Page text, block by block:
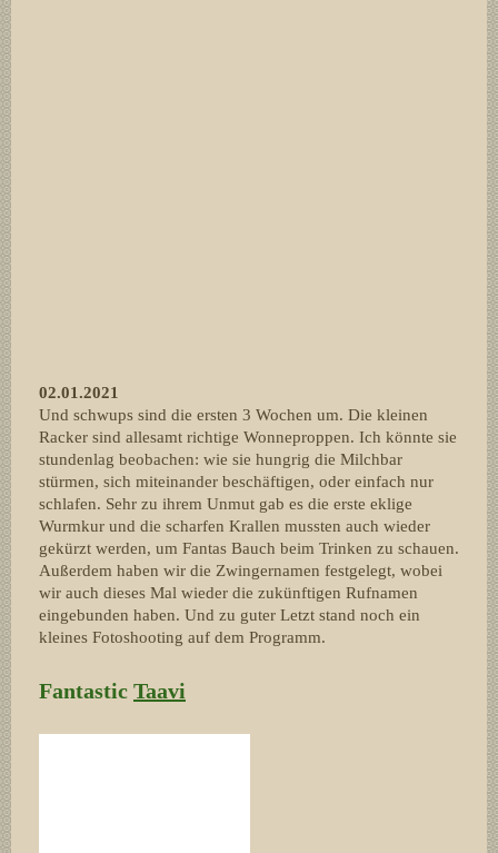
02.01.2021
Und schwups sind die ersten 3 Wochen um. Die kleinen
Racker sind allesamt richtige Wonneproppen. Ich könnte sie
stundenlag beobachen: wie sie hungrig die Milchbar
stürmen, sich miteinander beschäftigen, oder einfach nur
schlafen. Sehr zu ihrem Unmut gab es die erste eklige
Wurmkur und die scharfen Krallen mussten auch wieder
gekürzt werden, um Fantas Bauch beim Trinken zu schauen.
Außerdem haben wir die Zwingernamen festgelegt, wobei
wir auch dieses Mal wieder die zukünftigen Rufnamen
eingebunden haben. Und zu guter Letzt stand noch ein
kleines Fotoshooting auf dem Programm.
Fantastic Taavi